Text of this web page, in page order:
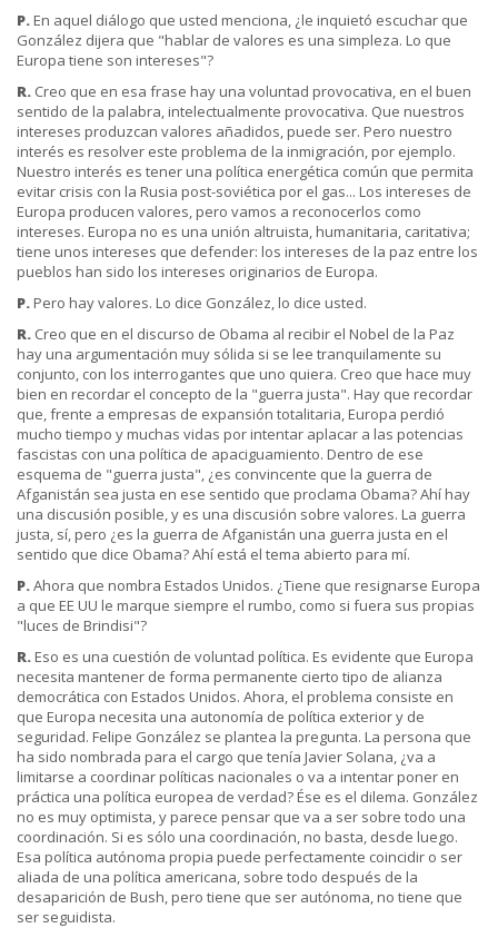
P. En aquel diálogo que usted menciona, ¿le inquietó escuchar que
González dijera que "hablar de valores es una simpleza. Lo que
Europa tiene son intereses"?
R. Creo que en esa frase hay una voluntad provocativa, en el buen
sentido de la palabra, intelectualmente provocativa. Que nuestros
intereses produzcan valores añadidos, puede ser. Pero nuestro
interés es resolver este problema de la inmigración, por ejemplo.
Nuestro interés es tener una política energética común que permita
evitar crisis con la Rusia post-soviética por el gas... Los intereses de
Europa producen valores, pero vamos a reconocerlos como
intereses. Europa no es una unión altruista, humanitaria, caritativa;
tiene unos intereses que defender: los intereses de la paz entre los
pueblos han sido los intereses originarios de Europa.
P. Pero hay valores. Lo dice González, lo dice usted.
R. Creo que en el discurso de Obama al recibir el Nobel de la Paz
hay una argumentación muy sólida si se lee tranquilamente su
conjunto, con los interrogantes que uno quiera. Creo que hace muy
bien en recordar el concepto de la "guerra justa". Hay que recordar
que, frente a empresas de expansión totalitaria, Europa perdió
mucho tiempo y muchas vidas por intentar aplacar a las potencias
fascistas con una política de apaciguamiento. Dentro de ese
esquema de "guerra justa", ¿es convincente que la guerra de
Afganistán sea justa en ese sentido que proclama Obama? Ahí hay
una discusión posible, y es una discusión sobre valores. La guerra
justa, sí, pero ¿es la guerra de Afganistán una guerra justa en el
sentido que dice Obama? Ahí está el tema abierto para mí.
P.Ahora que nombra Estados Unidos. ¿Tiene que resignarse Europa
a que EE UU le marque siempre el rumbo, como si fuera sus propias
"luces de Brindisi"?
R. Eso es una cuestión de voluntad política. Es evidente que Europa
necesita mantener de forma permanente cierto tipo de alianza
democrática con Estados Unidos. Ahora, el problema consiste en
que Europa necesita una autonomía de política exterior y de
seguridad. Felipe González se plantea la pregunta. La persona que
ha sido nombrada para el cargo que tenía Javier Solana, ¿va a
limitarse a coordinar políticas nacionales o va a intentar poner en
práctica una política europea de verdad? Ése es el dilema. González
no es muy optimista, y parece pensar que va a ser sobre todo una
coordinación. Si es sólo una coordinación, no basta, desde luego.
Esa política autónoma propia puede perfectamente coincidir o ser
aliada de una política americana, sobre todo después de la
desaparición de Bush, pero tiene que ser autónoma, no tiene que
ser seguidista.